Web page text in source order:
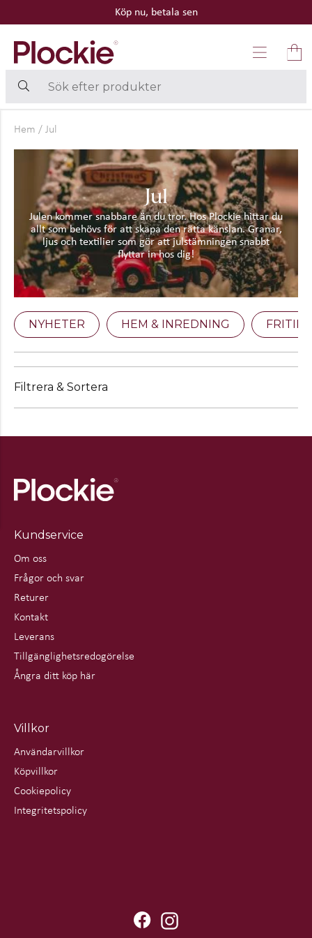
Köp nu, betala sen
Hem / Jul
Jul
Julen kommer snabbare än du tror. Hos Plockie hittar du
allt som behövs för att skapa den rätta känslan. Granar,
ljus och textilier som gör att julstämningen snabbt
flyttar in hos dig!
NYHETER HEM & INREDNING FRITID
Filtrera & Sortera
Kundservice
Om oss
Frågor och svar
Returer
Kontakt
Leverans
Tillgänglighetsredogörelse
Ångra ditt köp här
Villkor
Användarvillkor
Köpvillkor
Cookiepolicy
Integritetspolicy